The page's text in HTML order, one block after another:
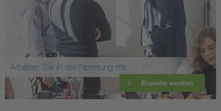
Arbeiten Sie in der Normung mit
Experte werden